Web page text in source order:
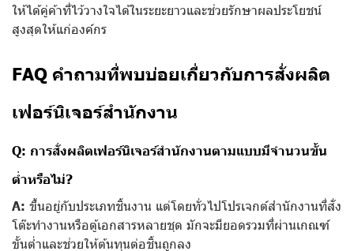
ให้ได้คู่ค้าที่ไว้วางใจได้ในระยะยาวและช่วยรักษาผลประโยชน์
สูงสุดให้แก่องค์กร
FAQ คำถามที่พบบ่อยเกี่ยวกับการสั่งผลิต
เฟอร์นิเจอร์สำนักงาน
Q: การสั่งผลิตเฟอร์นิเจอร์สำนักงานตามแบบมีจำนวนขั้น
ต่ำหรือไม่?
A: ขึ้นอยู่กับประเภทชิ้นงาน แต่โดยทั่วไปโปรเจกต์สำนักงานที่สั่ง
โต๊ะทำงานหรือตู้เอกสารหลายชุด มักจะมียอดรวมที่ผ่านเกณฑ์
ขั้นต่ำและช่วยให้ต้นทุนต่อชิ้นถูกลง